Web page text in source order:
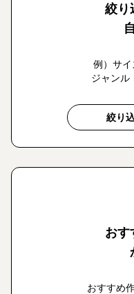
絞り
例）サ
ジャンル
絞り
おす
おすすめ